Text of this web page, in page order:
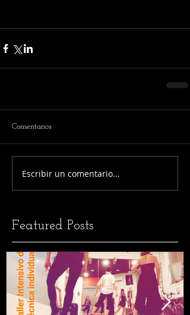
Comentarios
Escribir un comentario...
Featured Posts